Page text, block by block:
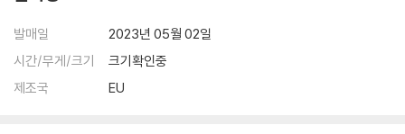
발매일
2023년 05월 02일
시간/무게/크기
크기확인중
제조국
EU